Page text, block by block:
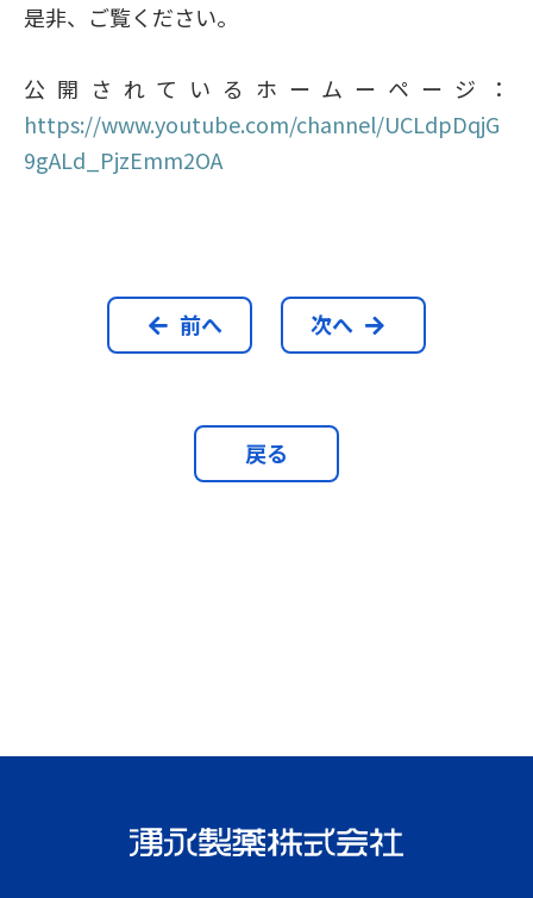
是非、ご覧ください。
公開されているホームーページ：
https://www.youtube.com/channel/UCLdpDqjG
9gALd_PjzEmm2OA
前へ 次へ
戻る